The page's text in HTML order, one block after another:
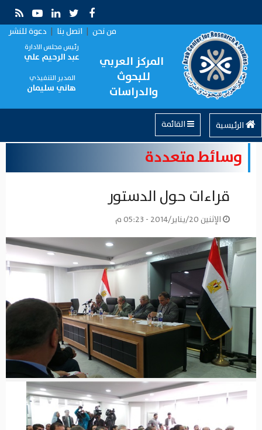
من نحن | اتصل بنا | دعوة للنشر
المركز العربي
للبحوث
والدراسات
رئيس مجلس الادارة
عبد الرحيم علي
المدير التنفيذي
هاني سليمان
الرئيسية
وسائط متعددة
قراءات حول الدستور
الإثنين 20/يناير/2014 - 05:23 م